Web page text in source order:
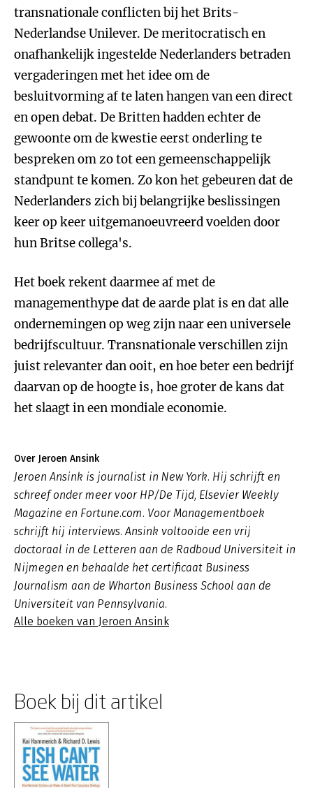
transnationale conflicten bij het Brits-
Nederlandse Unilever. De meritocratisch en
onafhankelijk ingestelde Nederlanders betraden
vergaderingen met het idee om de
besluitvorming af te laten hangen van een direct
en open debat. De Britten hadden echter de
gewoonte om de kwestie eerst onderling te
bespreken om zo tot een gemeenschappelijk
standpunt te komen. Zo kon het gebeuren dat de
Nederlanders zich bij belangrijke beslissingen
keer op keer uitgemanoeuvreerd voelden door
hun Britse collega's.
Het boek rekent daarmee af met de
managementhype dat de aarde plat is en dat alle
ondernemingen op weg zijn naar een universele
bedrijfscultuur. Transnationale verschillen zijn
juist relevanter dan ooit, en hoe beter een bedrijf
daarvan op de hoogte is, hoe groter de kans dat
het slaagt in een mondiale economie.
Over Jeroen Ansink
Jeroen Ansink is journalist in New York. Hij schrijft en
schreef onder meer voor HP/De Tijd, Elsevier Weekly
Magazine en Fortune.com. Voor Managementboek
schrijft hij interviews. Ansink voltooide een vrij
doctoraal in de Letteren aan de Radboud Universiteit in
Nijmegen en behaalde het certificaat Business
Journalism aan de Wharton Business School aan de
Universiteit van Pennsylvania.
Alle boeken van Jeroen Ansink
Boek bij dit artikel